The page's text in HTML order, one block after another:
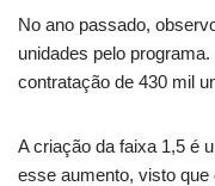
No ano passado,
unidades pelo
contratação de 430 mil
A criação da faixa 1,5 é
esse aumento, visto